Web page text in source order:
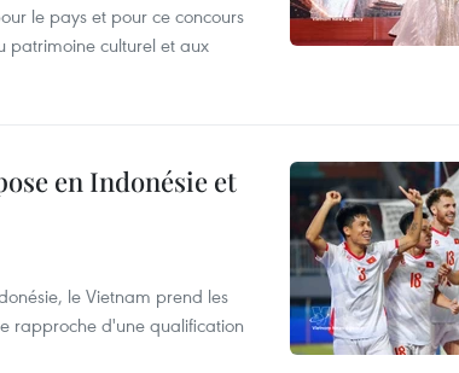
le pays et pour ce concours
patrimoine culturel et aux
en Indonésie et
le Vietnam prend les
rapproche d'une qualification